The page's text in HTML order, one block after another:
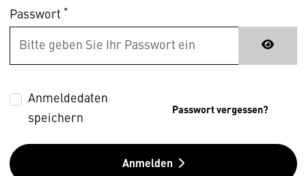
Passwort *
Anmeldedaten
speichern
Passwort vergessen?
Anmelden